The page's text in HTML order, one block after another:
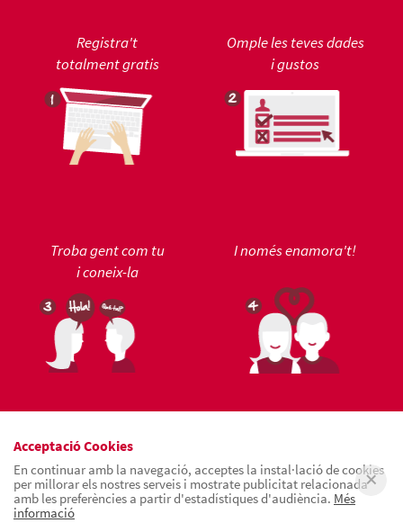
Registra't
totalment gratis
Omple les teves dades
i gustos
Troba gent com tu
i coneix-la
I només enamora't!
Acceptació Cookies
En continuar amb la navegació, acceptes la instal·lació de cookies
per millorar els nostres serveis i mostrate publicitat relacionada
amb les preferències a partir d'estadístiques d'audiència. Més
informació